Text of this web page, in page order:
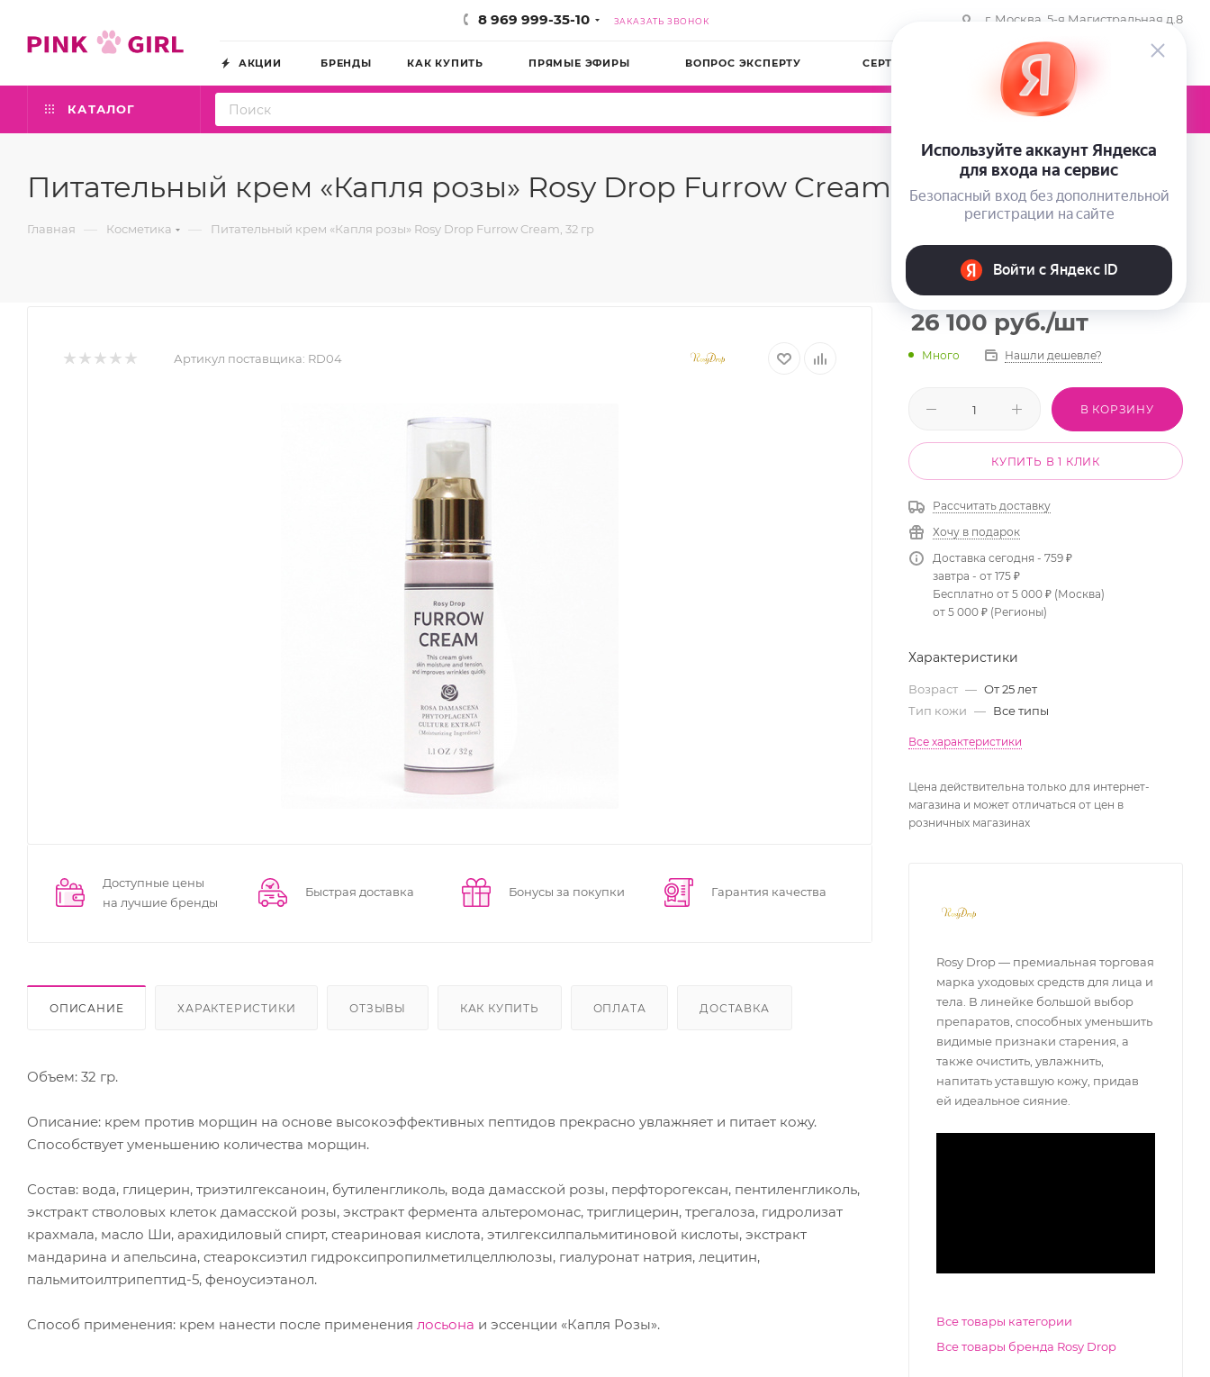
8 969 999-35-10 ЗАКАЗАТЬ ЗВОНОК г. Москва, 5-я Магистральная д.8
АКЦИИ БРЕНДЫ КАК КУПИТЬ ПРЯМЫЕ ЭФИРЫ ВОПРОС ЭКСПЕРТУ СЕРТИФИКАТЫ КОМПАНИЯ
КАТАЛОГ 0
Питательный крем «Капля розы» Rosy Drop Furrow Cream, 32 гр
Главная — Косметика — Питательный крем «Капля розы» Rosy Drop Furrow Cream, 32 гр
Артикул поставщика: RD04
Доступные цены
на лучшие бренды
Быстрая доставка Бонусы за покупки Гарантия качества
ОПИСАНИЕ ХАРАКТЕРИСТИКИ ОТЗЫВЫ КАК КУПИТЬ ОПЛАТА ДОСТАВКА
Объем: 32 гр.
Описание: крем против морщин на основе высокоэффективных пептидов прекрасно увлажняет и питает кожу.
Способствует уменьшению количества морщин.
Состав: вода, глицерин, триэтилгексаноин, бутиленгликоль, вода дамасской розы, перфторогексан, пентиленгликоль,
экстракт стволовых клеток дамасской розы, экстракт фермента альтеромонас, триглицерин, трегалоза, гидролизат
крахмала, масло Ши, арахидиловый спирт, стеариновая кислота, этилгексилпальмитиновой кислоты, экстракт
мандарина и апельсина, стеароксиэтил гидроксипропилметилцеллюлозы, гиалуронат натрия, лецитин,
пальмитоилтрипептид-5, феноусиэтанол.
Способ применения: крем нанести после применения лосьона и эссенции «Капля Розы».
26 100 руб./шт
Много Нашли дешевле?
В КОРЗИНУ
КУПИТЬ В 1 КЛИК
Рассчитать доставку
Хочу в подарок
Доставка сегодня - 759 ₽
завтра - от 175 ₽
Бесплатно от 5 000 ₽ (Москва)
от 5 000 ₽ (Регионы)
Характеристики
Возраст — От 25 лет
Тип кожи — Все типы
Все характеристики
Цена действительна только для интернет-
магазина и может отличаться от цен в
розничных магазинах
Rosy Drop — премиальная торговая
марка уходовых средств для лица и
тела. В линейке большой выбор
препаратов, способных уменьшить
видимые признаки старения, а
также очистить, увлажнить,
напитать уставшую кожу, придав
ей идеальное сияние.
Все товары категории
Все товары бренда Rosy Drop